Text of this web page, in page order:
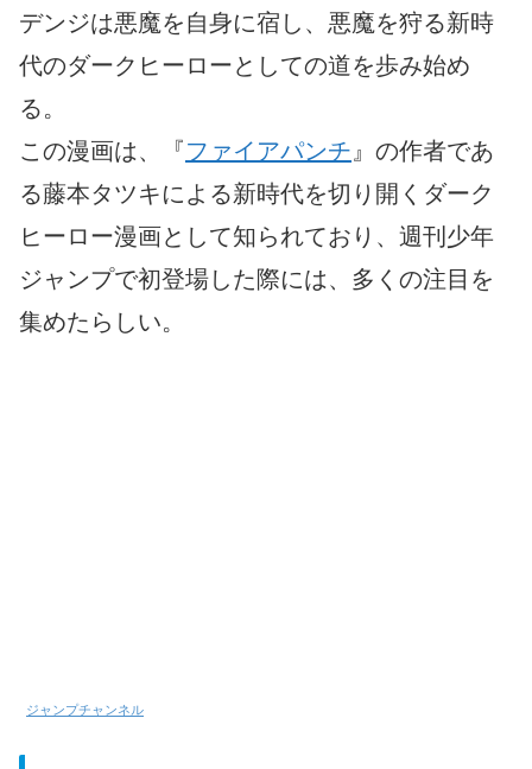
デンジは悪魔を自身に宿し、悪魔を狩る新時
代のダークヒーローとしての道を歩み始め
る。
この漫画は、『ファイアパンチ 』の作者であ
る藤本タツキによる新時代を切り開くダーク
ヒーロー漫画として知られており、週刊少年
ジャンプで初登場した際には、多くの注目を
集めたらしい。
ジャンプチャンネル